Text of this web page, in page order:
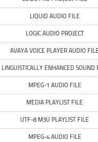
LIQUID AUDIO FILE
LOGIC AUDIO PROJECT
AVAYA VOICE PLAYER AUDIO
LINGUISTICALLY ENHANCED SOUND
MPEG-1 AUDIO FILE
MEDIA PLAYLIST FILE
UTF-8 M3U PLAYLIST FILE
MPEG-4 AUDIO FILE